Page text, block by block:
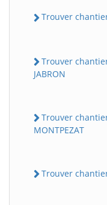
Trouver
Trouver
JABRON
Trouver
MONTPEZAT
Trouver